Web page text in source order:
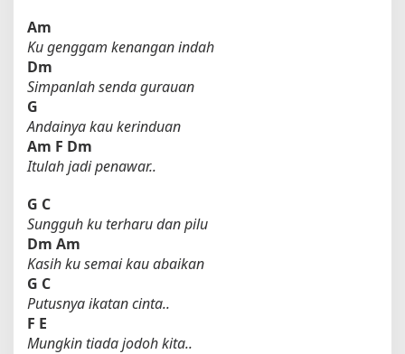
Am
Ku genggam kenangan indah
Dm
Simpanlah senda gurauan
G
Andainya kau kerinduan
Am F Dm
Itulah jadi penawar..
G C
Sungguh ku terharu dan pilu
Dm Am
Kasih ku semai kau abaikan
G C
Putusnya ikatan cinta..
F E
Mungkin tiada jodoh kita..